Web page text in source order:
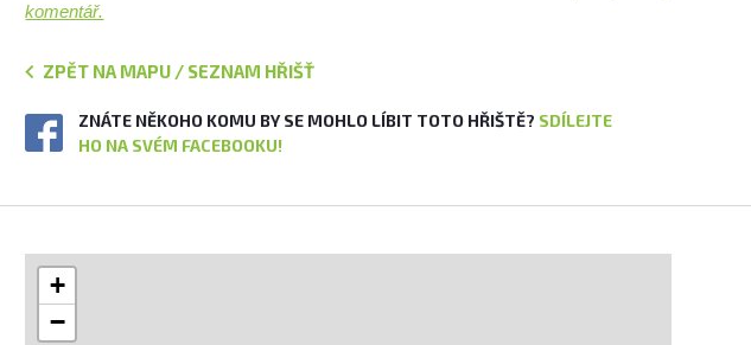
komentář.
ZPĚT NA MAPU / SEZNAM HŘIŠŤ
ZNÁTE NĚKOHO KOMU BY SE MOHLO LÍBIT TOTO HŘIŠTĚ? SDÍLEJTE
HO NA SVÉM FACEBOOKU!
+
−